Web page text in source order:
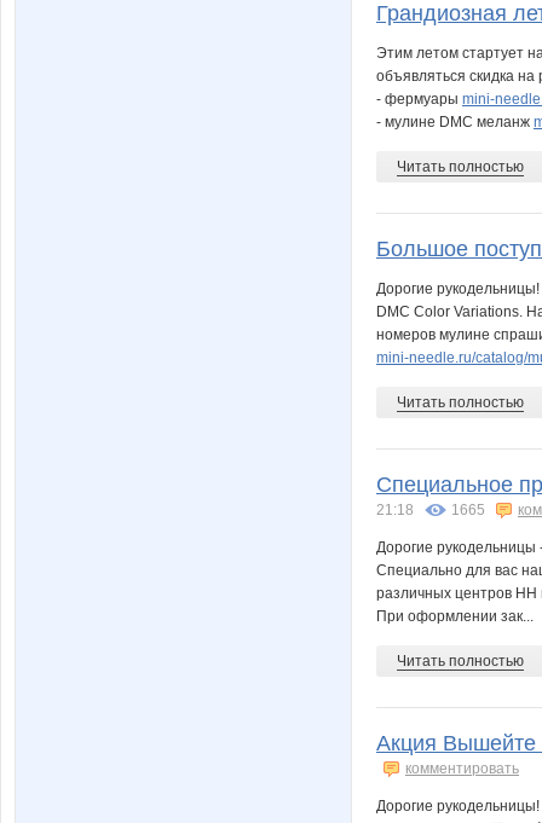
Грандиозная
Этим летом стартует
объявляться скидка
- фермуары mini-
- мулине DMC меланж
Читать полностью
Большое
Дорогие
DMC Color Variations.
номеров мулине
mini-needle.ru/catalog/
Читать полностью
Специальное
21:18 1665
Дорогие
Специально для вас
различных центров НН
При оформлении зак...
Читать полностью
Акция Вышейте
комментировать
Дорогие